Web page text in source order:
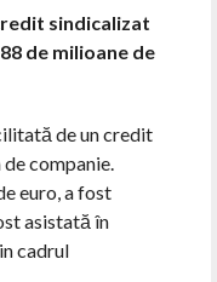
sindicalizat
de milioane de
de un credit
companie.
euro, a fost
asistată în
cadrul